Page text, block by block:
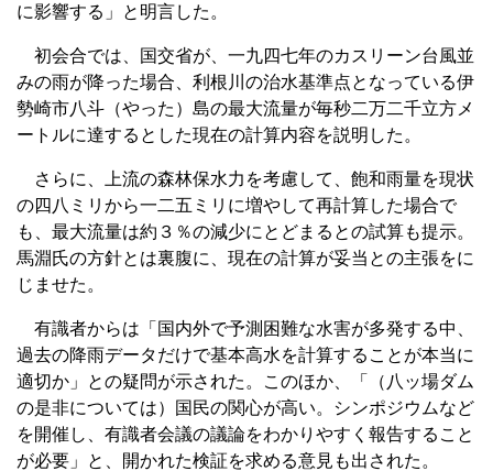
に影響する」と明言した。
初会合では、国交省が、一九四七年のカスリーン台風並
みの雨が降った場合、利根川の治水基準点となっている伊
勢崎市八斗（やった）島の最大流量が毎秒二万二千立方メ
ートルに達するとした現在の計算内容を説明した。
さらに、上流の森林保水力を考慮して、飽和雨量を現状
の四八ミリから一二五ミリに増やして再計算した場合で
も、最大流量は約３％の減少にとどまるとの試算も提示。
馬淵氏の方針とは裏腹に、現在の計算が妥当との主張をに
じませた。
有識者からは「国内外で予測困難な水害が多発する中、
過去の降雨データだけで基本高水を計算することが本当に
適切か」との疑問が示された。このほか、「（八ッ場ダム
の是非については）国民の関心が高い。シンポジウムなど
を開催し、有識者会議の議論をわかりやすく報告すること
が必要」と、開かれた検証を求める意見も出された。